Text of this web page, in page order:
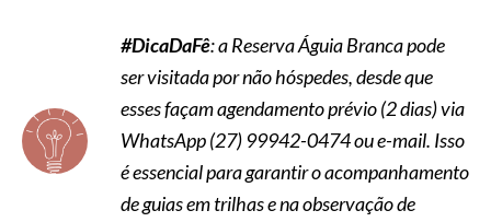
#DicaDaFê: a Reserva Águia Branca pode
ser visitada por não hóspedes, desde que
esses façam agendamento prévio (2 dias) via
WhatsApp (27) 99942-0474 ou e-mail. Isso
é essencial para garantir o acompanhamento
de guias em trilhas e na observação de